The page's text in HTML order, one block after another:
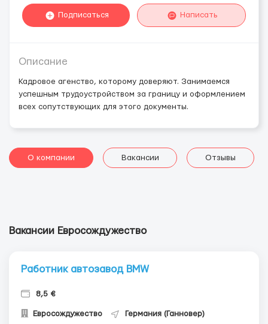
Подписаться Написать
Описание
Кадровое агенство, которому доверяют. Занимаемся
успешным трудоустройством за границу и оформлением
всех сопутствующих для этого документы.
О компании Вакансии Отзывы
Вакансии Евросождужество
Работник автозавод BMW
8,5 €
Евросождужество Германия (Ганновер)